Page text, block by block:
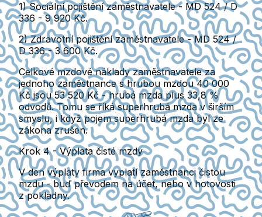
1) Sociální pojištění zaměstnavatele -MD 524 / D
336 - 9 920 Kč.
2) Zdravotní pojištění zaměstnavatele -MD 524 /
D 336 - 3 600 Kč.
Celkové mzdové náklady zaměstnavatele za
jednoho zaměstnance s hrubou mzdou 40 000
Kč jsou 53 520 Kč- hrubá mzda plus 33,8 %
odvodů. Tomu se říká superhrubá mzda v širším
smyslu, i když pojem superhrubá mzda byl ze
zákona zrušen.
Krok 4 - Výplata čisté mzdy
V den výplaty firma vyplatí zaměstnanci čistou
mzdu- buď převodem na účet, nebo v hotovosti
z pokladny.